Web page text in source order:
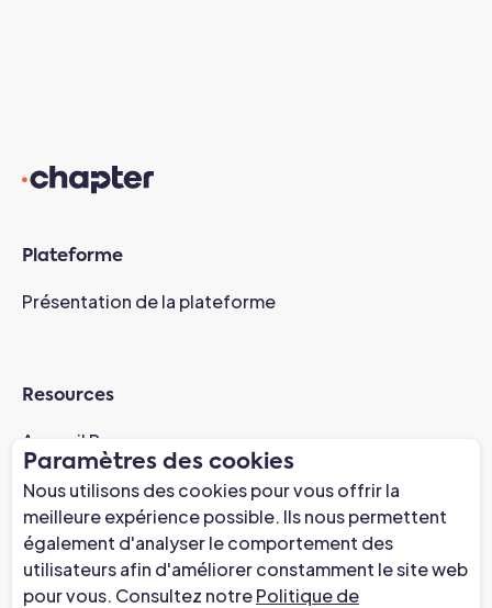
Plateforme
Présentation de la plateforme
Resources
Accueil Resources
Études de cas
Webinaire de préparation à l'AI
Actualités
Centre de confiance
Paramètres des cookies
Nous utilisons des cookies pour vous offrir la
meilleure expérience possible. Ils nous permettent
également d'analyser le comportement des
utilisateurs afin d'améliorer constamment le site web
pour vous. Consultez notrePolitique de